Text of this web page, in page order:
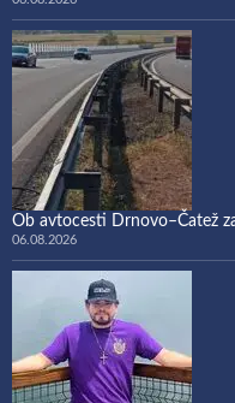
Ob avtocesti Drnovo–Čatež
06.08.2026